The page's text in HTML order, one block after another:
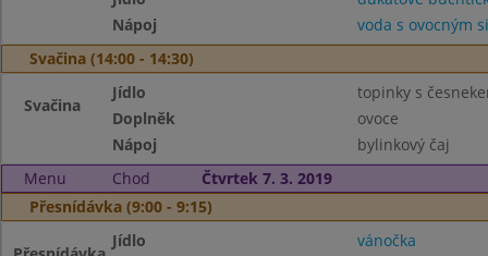
Nápoj
voda s ovocným
Svačina (14:00 - 14:30)
Svačina
Jídlo
topinky s
Doplněk
ovoce
Nápoj
bylinkový čaj
Menu
Chod
Čtvrtek 7. 3. 2019
Přesnídávka (9:00 - 9:15)
Jídlo
vánočka